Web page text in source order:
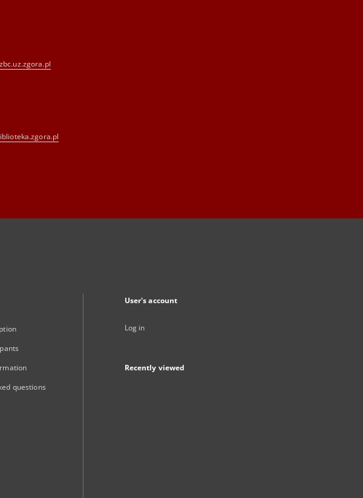
questions
User's account
Log in
Recently viewed